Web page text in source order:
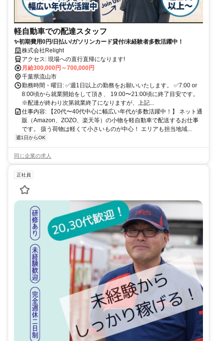
軽自動車での配達スタッフ
✨初期費用0円/日払い/ガソリンカード貸付/未経験者多数活躍中！
株式会社Relight
アクセス: 現場への直行直帰になります!
月給300,000円～700,000円
千葉県流山市
勤務時間・曜日: ✅週1日以上の勤務をお願いいたします。 ✅7:00 or
8:00頃から就業開始をして頂き、 19:00〜21:00頃に終了目安です。
※配達が終わり次第就業終了になりますが、上記...
仕事内容: 【20代〜40代中心に幅広い年代が多数活躍中！】 ネット通
販（Amazon、ZOZO、楽天等）の小物を軽自動車で配送するお仕事
です。 扱う荷物は軽くて小さいものが中心！ エリアも担当地域...
週1日からOK
同じ企業の求人
正社員